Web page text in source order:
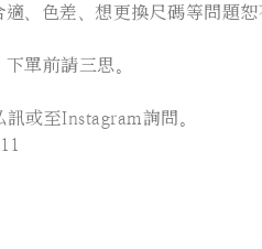
、色差、想更換尺碼等問題恕
單前請三思。
或至Instagram詢問。